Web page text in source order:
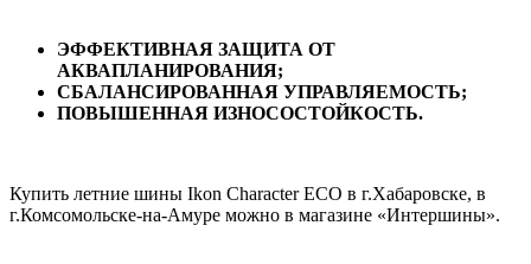
ЭФФЕКТИВНАЯ ЗАЩИТА ОТ
АКВАПЛАНИРОВАНИЯ;
СБАЛАНСИРОВАННАЯ УПРАВЛЯЕМОСТЬ;
ПОВЫШЕННАЯ ИЗНОСОСТОЙКОСТЬ.
Купить летние шины Ikon Character ECO в г.Хабаровске, в
г.Комсомольске-на-Амуре можно в магазине «Интершины».